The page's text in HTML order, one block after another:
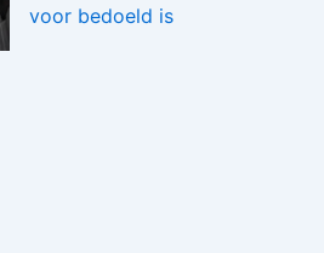
voor bedoeld is